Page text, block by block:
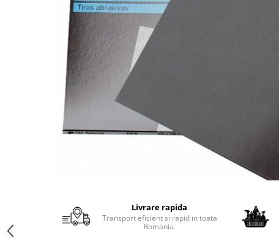
Protectie vizuala
Sisteme si pahare PPS
Pahare de amestec
Livrare rapida
Transport eficient si rapid in toata
Romania.